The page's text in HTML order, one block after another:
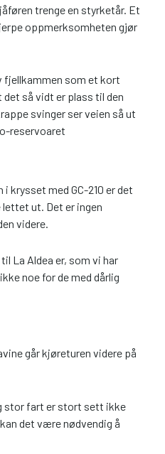
trenge en styrketår. Et
oppmerksomheten gjør
fjellkammen som et kort
det så vidt er plass til den
svinger ser veien så ut
reservoaret
krysset med GC-210 er det
lettet ut. Det er ingen
videre.
La Aldea er, som vi har
noe for de med dårlig
går kjøreturen videre på
stor fart er stort sett ikke
det være nødvendig å